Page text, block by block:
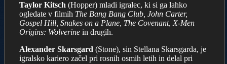
Taylor Kitsch (Hopper) mladi igralec, ki si ga lahko
ogledate v filmih The Bang Bang Club, John Carter,
Gospel Hill, Snakes on a Plane, The Covenant, X-Men
Origins: Wolverine in drugih.
Alexander Skarsgard (Stone), sin Stellana Skarsgarda, je
igralsko kariero začel pri rosnih osmih letih in delal pri